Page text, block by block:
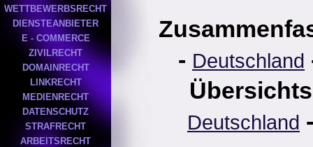
WETTBEWERBSRECHT
DIENSTEANBIETER
E - COMMERCE
ZIVILRECHT
DOMAINRECHT
LINKRECHT
MEDIENRECHT
DATENSCHUTZ
STRAFRECHT
ARBEITSRECHT
- Deutschland
Deutschland